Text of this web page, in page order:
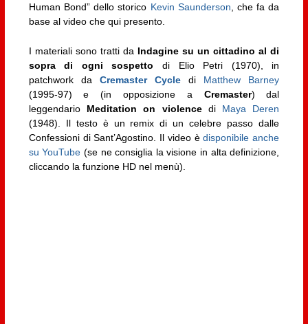
Human Bond” dello storico Kevin Saunderson , che fa da
base al video che qui presento.
I materiali sono tratti da Indagine su un cittadino al di
sopra di ogni sospetto di Elio Petri (1970), in
patchwork da Cremaster Cycle di Matthew Barney
(1995-97) e (in opposizione a Cremaster) dal
leggendario Meditation on violencedi Maya Deren
(1948). Il testo è un remix di un celebre passo dalle
Confessioni di Sant’Agostino. Il video èdisponibile anche
su YouTube (se ne consiglia la visione in alta definizione,
cliccando la funzione HD nel menù).